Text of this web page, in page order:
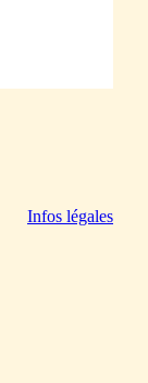
Infos légales